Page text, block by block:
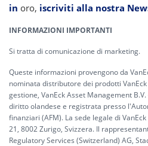
in oro, iscriviti alla nostra
INFORMAZIONI IMPORTANTI
Si tratta di comunicazione di marketing.
Queste informazioni provengono da
nominata distributore dei prodotti
gestione, VanEck Asset Management
diritto olandese e registrata presso
finanziari (AFM). La sede legale di
21, 8002 Zurigo, Svizzera. Il
Regulatory Services (Switzerland) AG,